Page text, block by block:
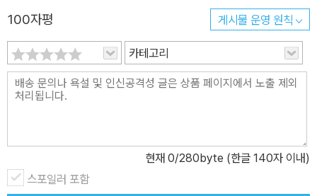
100자평 게시물 운영 원칙
카테고리
현재 0/280byte (한글 140자 이내)
스포일러 포함